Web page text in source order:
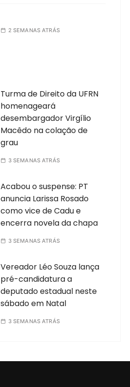
2 SEMANAS ATRÁS
Turma de Direito da UFRN
homenageará
desembargador Virgílio
Macêdo na colação de
grau
3 SEMANAS ATRÁS
Acabou o suspense: PT
anuncia Larissa Rosado
como vice de Cadu e
encerra novela da chapa
3 SEMANAS ATRÁS
Vereador Léo Souza lança
pré-candidatura a
deputado estadual neste
sábado em Natal
3 SEMANAS ATRÁS